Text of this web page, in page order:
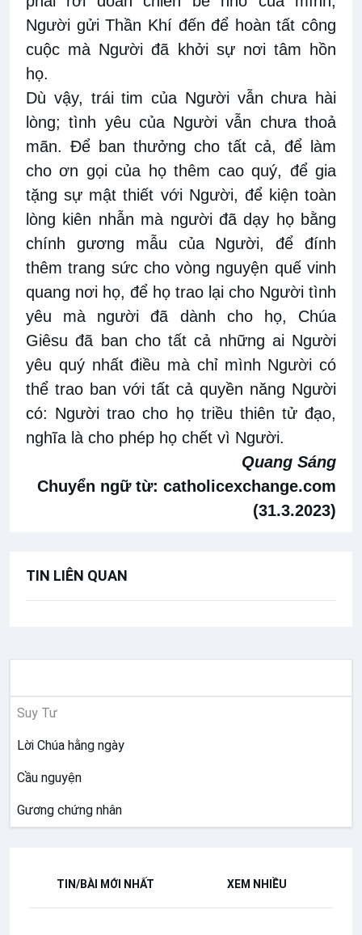
Người gửi Thần Khí đến để hoàn tất công
cuộc mà Người đã khởi sự nơi tâm hồn
họ.
Dù vậy, trái tim của Người vẫn chưa hài
lòng; tình yêu của Người vẫn chưa thoả
mãn. Để ban thưởng cho tất cả, để làm
cho ơn gọi của họ thêm cao quý, để gia
tặng sự mật thiết với Người, để kiện toàn
lòng kiên nhẫn mà người đã dạy họ bằng
chính gương mẫu của Người, để đính
thêm trang sức cho vòng nguyện quế vinh
quang nơi họ, để họ trao lại cho Người tình
yêu mà người đã dành cho họ, Chúa
Giêsu đã ban cho tất cả những ai Người
yêu quý nhất điều mà chỉ mình Người có
thể trao ban với tất cả quyền năng Người
có: Người trao cho họ triều thiên tử đạo,
nghĩa là cho phép họ chết vì Người.
Quang Sáng
Chuyển ngữ từ: catholicexchange.com
(31.3.2023)
TIN LIÊN QUAN
Suy Tư
Lời Chúa hằng ngày
Cầu nguyện
Gương chứng nhân
TIN/BÀI MỚI NHẤT XEM NHIỀU